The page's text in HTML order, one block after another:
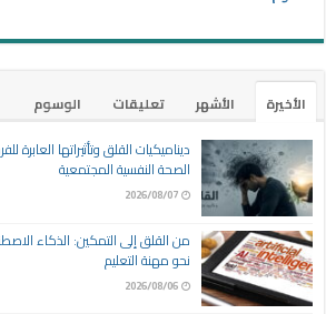
الأخيرة الأشهر تعليقات
الوسوم
ديناميكيات القلق وتأثيراتها
الصحة النفسية المجتمعية
2026/08/07
من القلق إلى التمكين: الذكاء
نحو مهنة التعليم
2026/08/06